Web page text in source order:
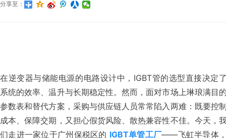
分享至：
在逆变器与储能电源的电路设计中，IGBT管的选型直接决定
系统的效率、温升与长期稳定性。然而，面对市场上琳琅满目
参数表和替代方案，采购与供应链人员常常陷入两难：既要控
成本、保障交期，又担心假货风险、散热兼容性不佳。今天，
们走进一家位于广州保税区的 IGBT单管工厂——飞虹半导体